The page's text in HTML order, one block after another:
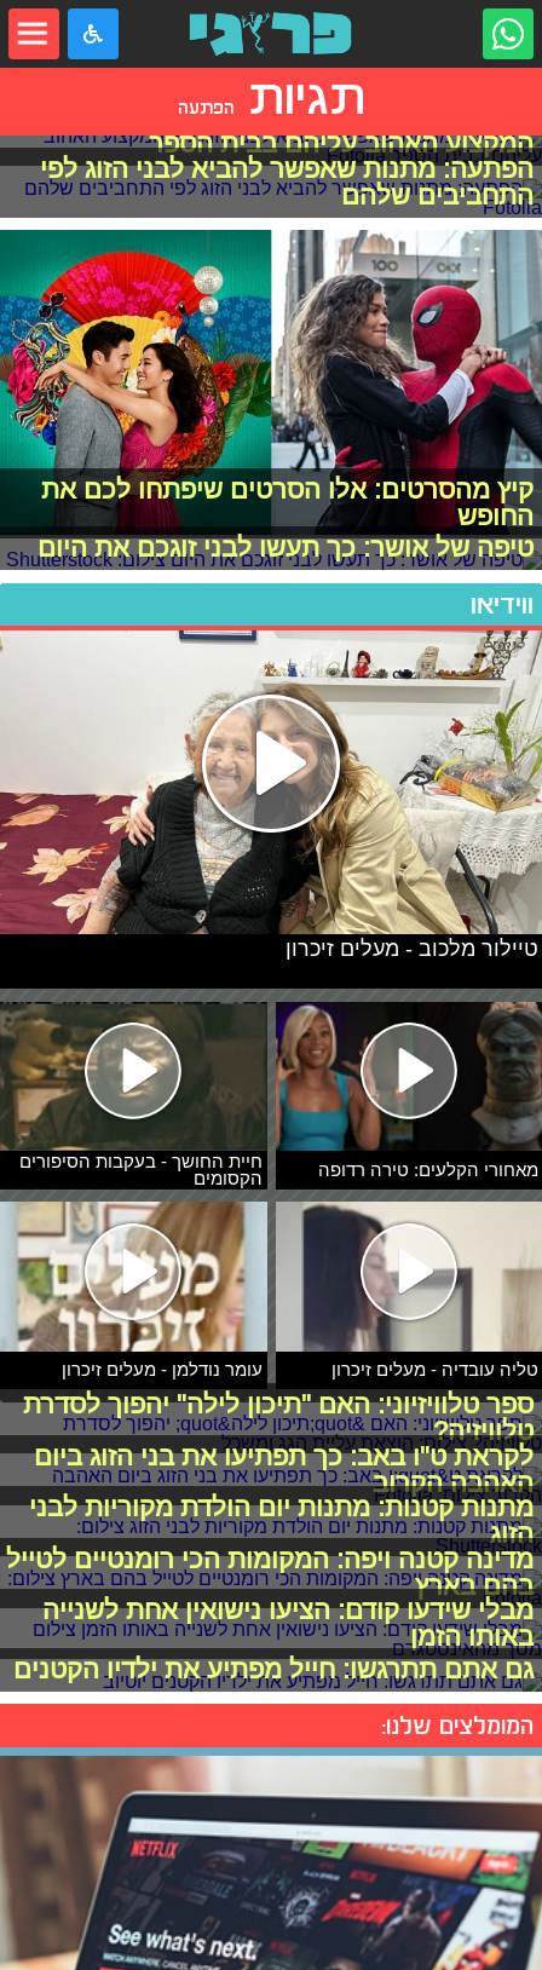
תגיות הפתעה
הפתעה: מתנות שאפשר להביא לבני הזוג לפי
המקצוע האהוב עליהם בבית הספר
הפתעה: מתנות שאפשר להביא לבני הזוג לפי
התחביבים שלהם
קיץ מהסרטים: אלו הסרטים שיפתחו לכם את
החופש
טיפה של אושר: כך תעשו לבני זוגכם את היום
ווידיאו
מאחורי הקלעים: טירה רדופה
חיית החושך - בעקבות הסיפורים
הקסומים
טליה עובדיה - מעלים זיכרון עומר נודלמן - מעלים זיכרון
טיילור מלכוב - מעלים זיכרון
ספר טלוויזיוני: האם "תיכון לילה" יהפוך לסדרת
טלוויזיה?
לקראת ט"ו באב: כך תפתיעו את בני הזוג ביום
האהבה הקרוב
מתנות קטנות: מתנות יום הולדת מקוריות לבני
הזוג
מדינה קטנה ויפה: המקומות הכי רומנטיים לטייל
בהם בארץ
מבלי שידעו קודם: הציעו נישואין אחת לשנייה
באותו הזמן
גם אתם תתרגשו: חייל מפתיע את ילדיו הקטנים
המומלצים שלנו: